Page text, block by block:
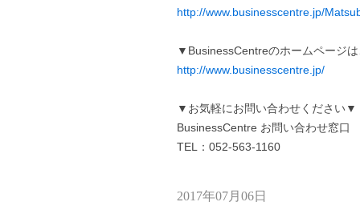
http://www.businesscentre.jp/
▼BusinessCentreのホームページ
http://www.businesscentre.jp/
▼お気軽にお問い合わせください▼
BusinessCentre お問い合わせ窓口
TEL：052-563-1160
2017年07月06日